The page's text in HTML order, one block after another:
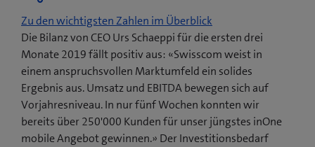
Zu den wichtigsten Zahlen im Überblick
Die Bilanz von CEO Urs Schaeppi für die ersten drei
Monate 2019 fällt positiv aus: «Swisscom weist in
einem anspruchsvollen Marktumfeld ein solides
Ergebnis aus. Umsatz und EBITDA bewegen sich auf
Vorjahresniveau. In nur fünf Wochen konnten wir
bereits über 250'000 Kunden für unser jüngstes inOne
mobile Angebot gewinnen.» Der Investitionsbedarf